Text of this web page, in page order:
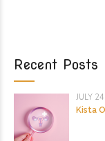
Recent Posts
JULY
Kista